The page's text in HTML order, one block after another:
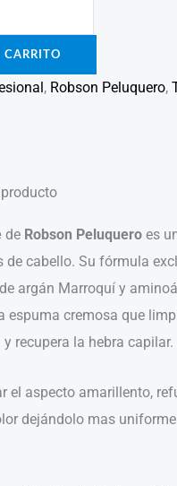
, Robson Peluquero,
de Robson Peluquero es
de cabello. Su fórmula
argán Marroquí y
espuma cremosa que
recupera la hebra capilar.
el aspecto amarillento,
dejándolo mas